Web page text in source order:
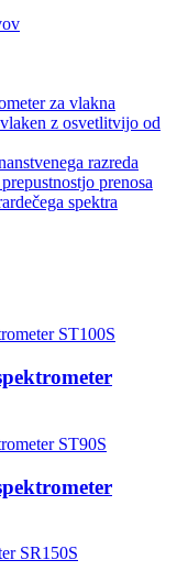
za vlakna
z osvetlitvijo od
razreda
prenosa
spektra